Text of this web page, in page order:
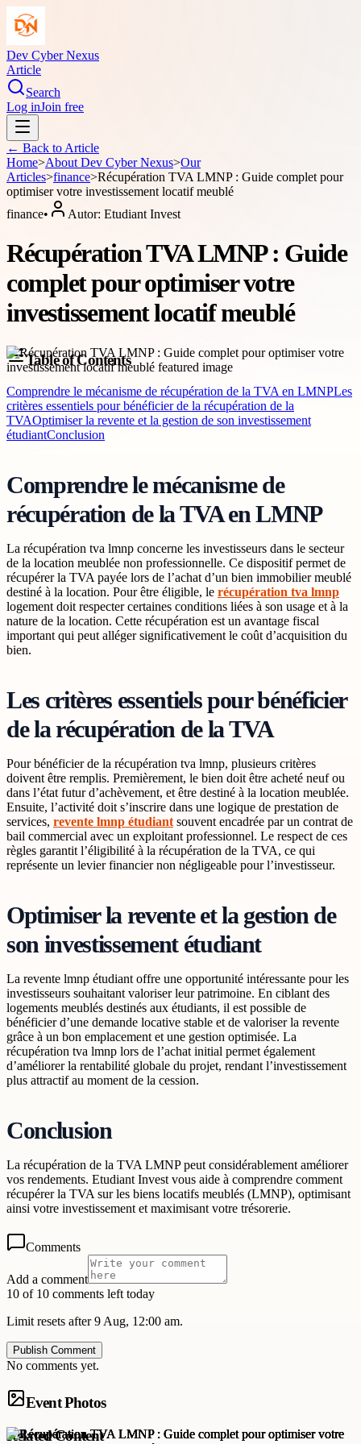
Dev Cyber Nexus
Article
Search
Log inJoin free
← Back to Article
Home>About Dev Cyber Nexus>Our
Articles>finance>Récupération TVA LMNP : Guide complet pour
optimiser votre investissement locatif meublé
finance• Autor: Etudiant Invest
Récupération TVA LMNP : Guide
complet pour optimiser votre
investissement locatif meublé
Table of Contents
Comprendre le mécanisme de récupération de la TVA en LMNPLes
critères essentiels pour bénéficier de la récupération de la
TVAOptimiser la revente et la gestion de son investissement
étudiantConclusion
Comprendre le mécanisme de
récupération de la TVA en LMNP
La récupération tva lmnp concerne les investisseurs dans le secteur
de la location meublée non professionnelle. Ce dispositif permet de
récupérer la TVA payée lors de l’achat d’un bien immobilier meublé
destiné à la location. Pour être éligible, le récupération tva lmnp
logement doit respecter certaines conditions liées à son usage et à la
nature de la location. Cette récupération est un avantage fiscal
important qui peut alléger significativement le coût d’acquisition du
bien.
Les critères essentiels pour bénéficier
de la récupération de la TVA
Pour bénéficier de la récupération tva lmnp, plusieurs critères
doivent être remplis. Premièrement, le bien doit être acheté neuf ou
dans l’état futur d’achèvement, et être destiné à la location meublée.
Ensuite, l’activité doit s’inscrire dans une logique de prestation de
services, revente lmnp étudiant souvent encadrée par un contrat de
bail commercial avec un exploitant professionnel. Le respect de ces
règles garantit l’éligibilité à la récupération de la TVA, ce qui
représente un levier financier non négligeable pour l’investisseur.
Optimiser la revente et la gestion de
son investissement étudiant
La revente lmnp étudiant offre une opportunité intéressante pour les
investisseurs souhaitant valoriser leur patrimoine. En ciblant des
logements meublés destinés aux étudiants, il est possible de
bénéficier d’une demande locative stable et de valoriser la revente
grâce à un bon emplacement et une gestion optimisée. La
récupération tva lmnp lors de l’achat initial permet également
d’améliorer la rentabilité globale du projet, rendant l’investissement
plus attractif au moment de la cession.
Conclusion
La récupération de la TVA LMNP peut considérablement améliorer
vos rendements. Etudiant Invest vous aide à comprendre comment
récupérer la TVA sur les biens locatifs meublés (LMNP), optimisant
ainsi votre investissement et maximisant votre trésorerie.
Comments
Add a comment
10 of 10 comments left today
Limit resets after 9 Aug, 12:00 am.
Publish Comment
No comments yet.
Event Photos
Related Content